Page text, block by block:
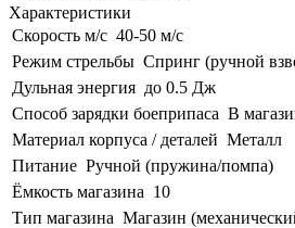
Характеристики
Скорость м/с 40-50 м/с
Режим стрельбы Спринг (ручной
Дульная энергия до 0.5 Дж
Способ зарядки боеприпаса В
Материал корпуса / деталей Металл
Питание Ручной (пружина/помпа)
Ёмкость магазина 10
Тип магазина Магазин